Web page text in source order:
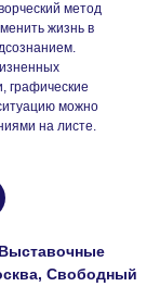
метод
жизнь в
графические
можно
на листе.
Свободный